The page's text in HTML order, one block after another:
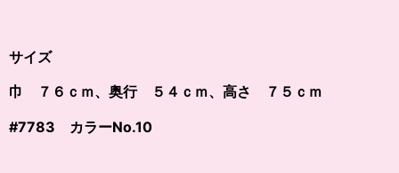
サイズ
巾 ７６ｃｍ、奥行 ５４ｃｍ、高さ ７５ｃｍ
#7783 カラーNo.10